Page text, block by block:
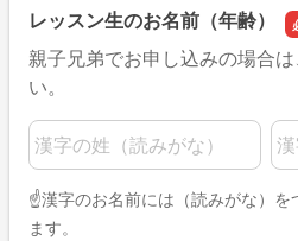
レッスン生のお名前（年齢）
親子兄弟でお申し込みの場合
い。
名前の姓
名
☝️漢字のお名前には（読みがな）を
ます。